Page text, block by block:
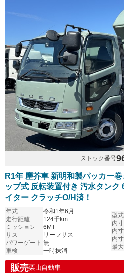
ストック番号
R1年 塵芥車 新明和製パッカー
ップ式 反転装置付き 汚水タンク
イター クラッチO/H済！
年式
令和1年6月
走行距離
124千km
ミッション
6MT
サス
リーフサス
パワーゲート 無
車検
一時抹消
型式
内
内
内
最
販売栗山自動車